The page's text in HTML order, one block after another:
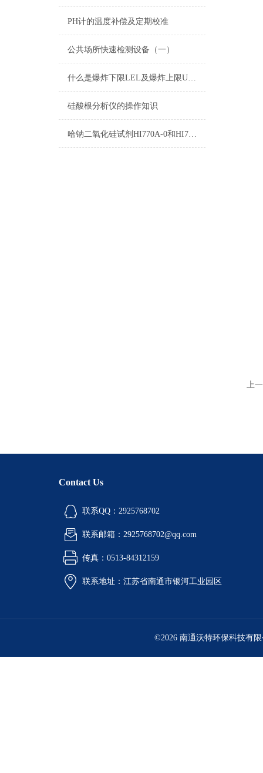
PH计的温度补偿及定期校准
公共场所快速检测设备（一）
什么是爆炸下限LEL及爆炸上限UEL
硅酸根分析仪的操作知识
哈钠二氧化硅试剂HI770A-0和HI770B-0测量原理
上
Contact Us
联系QQ：2925768702
联系邮箱：2925768702@qq.com
传真：0513-84312159
联系地址：江苏省南通市银河工业园区
©2026 南通沃特环保科技有